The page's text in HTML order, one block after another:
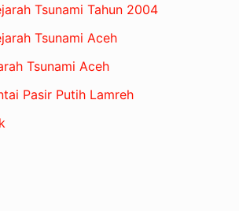
Tsunami Tahun 2004
Tsunami Aceh
Tsunami Aceh
Pasir Putih Lamreh